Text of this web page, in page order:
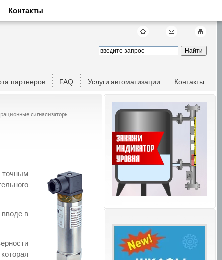
Контакты
партнеров FAQ Услуги автоматизации Контакты
сигнализаторы
вводе в